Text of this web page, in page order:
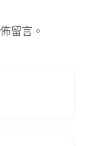
留言。